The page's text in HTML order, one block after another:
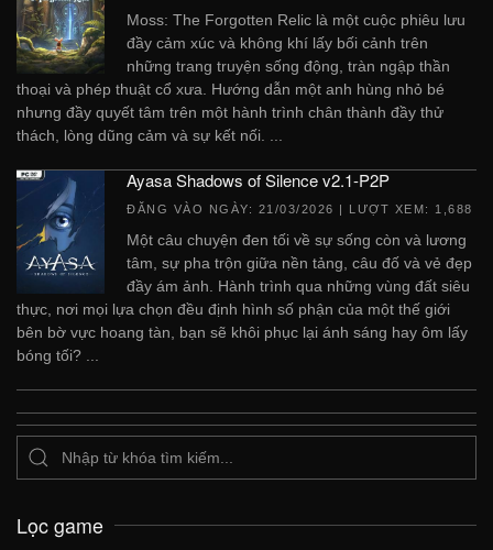
Moss: The Forgotten Relic là một cuộc phiêu lưu
đầy cảm xúc và không khí lấy bối cảnh trên
những trang truyện sống động, tràn ngập thần
thoại và phép thuật cổ xưa. Hướng dẫn một anh hùng nhỏ bé
nhưng đầy quyết tâm trên một hành trình chân thành đầy thử
thách, lòng dũng cảm và sự kết nối. ...
Ayasa Shadows of Silence v2.1-P2P
ĐĂNG VÀO NGÀY: 21/03/2026 | LƯỢT XEM: 1,688
Một câu chuyện đen tối về sự sống còn và lương
tâm, sự pha trộn giữa nền tảng, câu đố và vẻ đẹp
đầy ám ảnh. Hành trình qua những vùng đất siêu
thực, nơi mọi lựa chọn đều định hình số phận của một thế giới
bên bờ vực hoang tàn, bạn sẽ khôi phục lại ánh sáng hay ôm lấy
bóng tối? ...
Lọc game